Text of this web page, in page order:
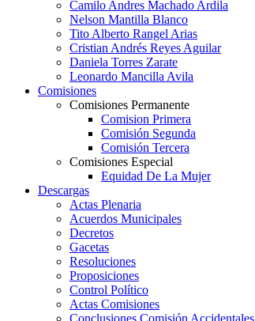
Camilo Andres Machado Ardila
Nelson Mantilla Blanco
Tito Alberto Rangel Arias
Cristian Andrés Reyes Aguilar
Daniela Torres Zarate
Leonardo Mancilla Avila
Comisiones
Comisiones Permanente
Comision Primera
Comisión Segunda
Comisión Tercera
Comisiones Especial
Equidad De La Mujer
Descargas
Actas Plenaria
Acuerdos Municipales
Decretos
Gacetas
Resoluciones
Proposiciones
Control Político
Actas Comisiones
Conclusiones Comisión Accidentales